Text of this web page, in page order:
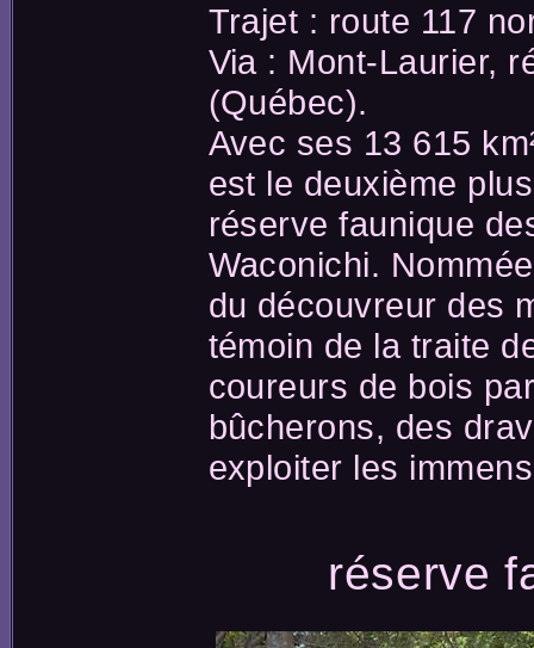
Trajet : route 117
Via : Mont-Laurier,
(Québec).
Avec ses 13 615
est le deuxième
réserve faunique
Waconichi.
du découvreur des
témoin de la traite
coureurs de bois
bûcherons, des
exploiter les
réserve